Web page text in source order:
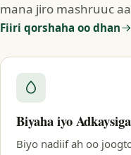
mana jiro mashruuc
Fiiri qorshaha oo dhan
Biyaha iyo
Biyo nadiif ah oo